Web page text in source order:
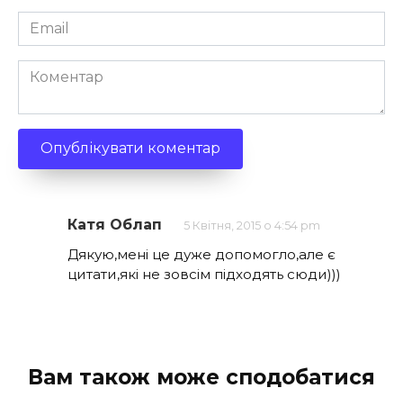
Email
*
Коментар
Катя Облап 5 Квітня, 2015 о 4:54 pm
Дякую,мені це дуже допомогло,але є
цитати,які не зовсім підходять сюди)))
Вам також може сподобатися